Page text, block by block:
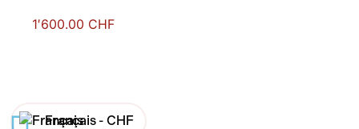
1′600.00 CHF
Français - CHF